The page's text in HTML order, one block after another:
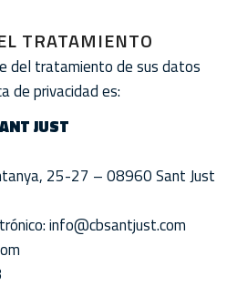
TRATAMIENTO
del tratamiento de sus datos
de privacidad es:
JUST
25-27 – 08960 Sant Just
info@cbsantjust.com